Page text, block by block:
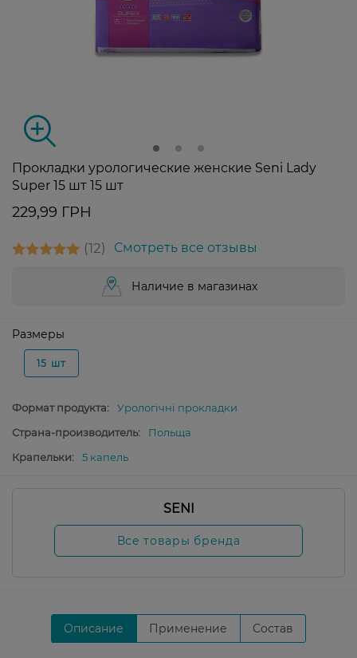
Прокладки урологические женские Seni Lady
Super 15 шт 15 шт
229,99 ГРН
12 Смотреть все отзывы
Наличие в магазинах
Размеры
15 шт
Формат продукта:
Урологічні прокладки
Страна-производитель:
Польща
Крапельки:
5 капель
SENI
Все товары бренда
Описание Применение Состав